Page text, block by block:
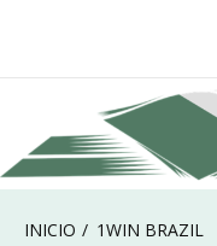
INICIO 1WIN BRAZIL